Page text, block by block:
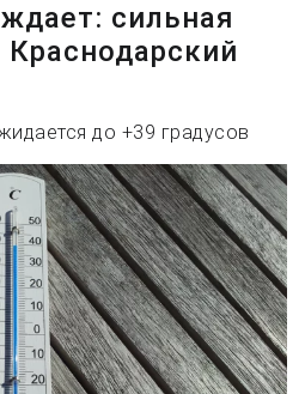
сильная
до +39 градусов